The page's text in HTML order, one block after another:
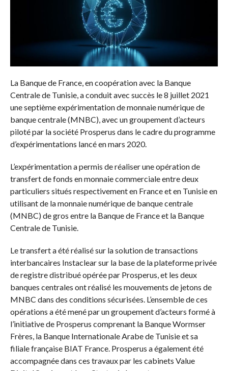
La Banque de France, en coopération avec la Banque
Centrale de Tunisie, a conduit avec succès le 8 juillet 2021
une septième expérimentation de monnaie numérique de
banque centrale (MNBC), avec un groupement d’acteurs
piloté par la société Prosperus dans le cadre du programme
d’expérimentations lancé en mars 2020.
L’expérimentation a permis de réaliser une opération de
transfert de fonds en monnaie commerciale entre deux
particuliers situés respectivement en France et en Tunisie en
utilisant de la monnaie numérique de banque centrale
(MNBC) de gros entre la Banque de France et la Banque
Centrale de Tunisie.
Le transfert a été réalisé sur la solution de transactions
interbancaires Instaclear sur la base de la plateforme privée
de registre distribué opérée par Prosperus, et les deux
banques centrales ont réalisé les mouvements de jetons de
MNBC dans des conditions sécurisées. L’ensemble de ces
opérations a été mené par un groupement d’acteurs formé à
l’initiative de Prosperus comprenant la Banque Wormser
Frères, la Banque Internationale Arabe de Tunisie et sa
filiale française BIAT France. Prosperus a également été
accompagnée dans ces travaux par les cabinets Value